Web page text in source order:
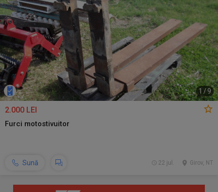
1 / 9
2.000 LEI
Furci motostivuitor
Sună Girov, NT
22 jul.